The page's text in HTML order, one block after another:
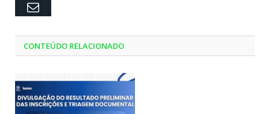
Email
CONTEÚDO RELACIONADO